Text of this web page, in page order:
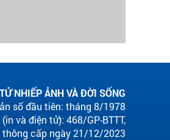
NHIẾP ẢNH VÀ ĐỜI SỐNG
số đầu tiên: tháng 8/1978
và điện tử): 468/GP-BTTT,
thông cấp ngày 21/12/2023